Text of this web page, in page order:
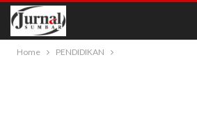
Home PENDIDIKAN